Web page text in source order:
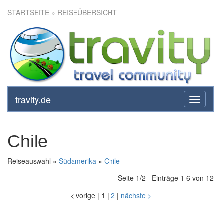
STARTSEITE » REISEÜBERSICHT
toggle
travity.de
Chile
Reiseauswahl » Südamerika » Chile
Seite 1/2 - Einträge 1-6 von 12
< vorige | 1 | 2 | nächste >